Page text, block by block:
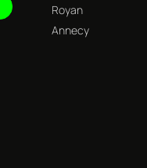
Royan
Annecy